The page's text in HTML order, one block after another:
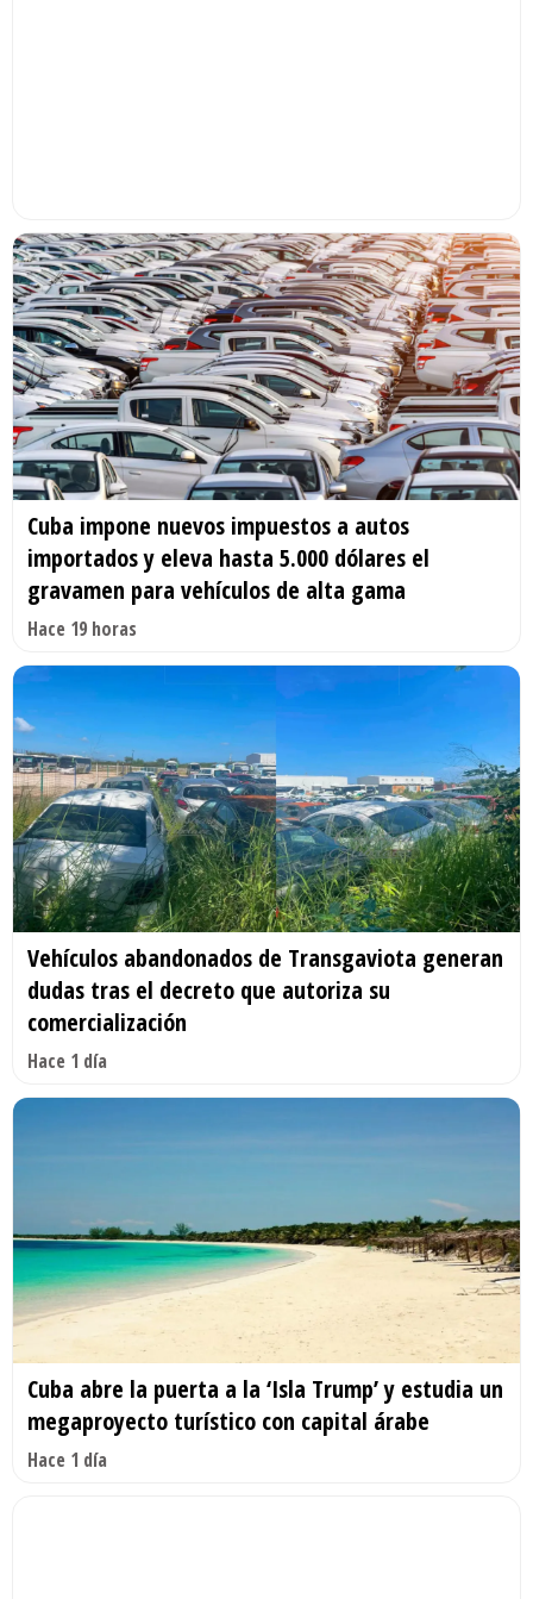
Cuba impone nuevos impuestos a autos
importados y eleva hasta 5.000 dólares el
gravamen para vehículos de alta gama
Hace 19 horas
Vehículos abandonados de Transgaviota generan
dudas tras el decreto que autoriza su
comercialización
Hace 1 día
Cuba abre la puerta a la ‘Isla Trump’ y estudia un
megaproyecto turístico con capital árabe
Hace 1 día